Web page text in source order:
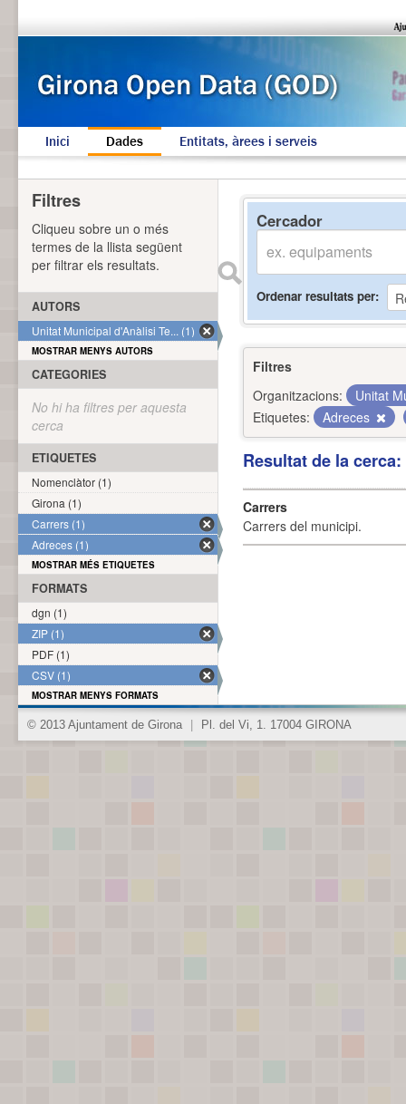
Inici Dades Entitats, àrees i serveis
Cercador
Ordenar resultats per
Filtres
Organitzacions:
Unitat
Etiquetes:
Adreces
Resultat de la
Carrers
Carrers del municipi.
Filtres
Cliqueu sobre un o més
termes de la llista següent
per filtrar els resultats.
AUTORS
Unitat Municipal d'Anàlisi Te... (1)
MOSTRAR MENYS AUTORS
CATEGORIES
No hi ha filtres per aquesta
cerca
ETIQUETES
Nomenclàtor (1)
Girona (1)
Carrers (1)
Adreces (1)
MOSTRAR MÉS ETIQUETES
FORMATS
dgn (1)
ZIP (1)
PDF (1)
CSV (1)
MOSTRAR MENYS FORMATS
© 2013 Ajuntament de Girona Pl. del Vi, 1. 17004 GIRONA